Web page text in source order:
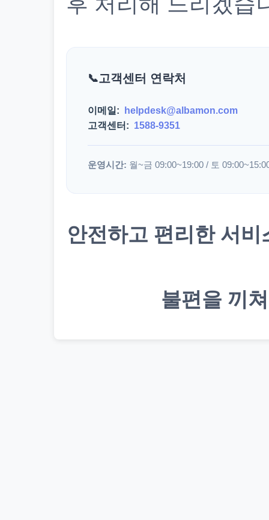
고객센터 연락처
이메일:
helpdesk@albamon.com
고객센터: 1588-9351
운영시간: 월~금 09:00~19:00 / 토
안전하고 편리한 서
불편을 끼